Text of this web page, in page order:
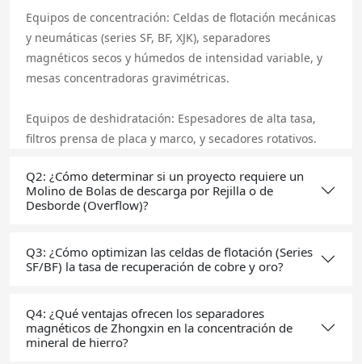
Equipos de concentración: Celdas de flotación mecánicas
y neumáticas (series SF, BF, XJK), separadores
magnéticos secos y húmedos de intensidad variable, y
mesas concentradoras gravimétricas.
Equipos de deshidratación: Espesadores de alta tasa,
filtros prensa de placa y marco, y secadores rotativos.
Q2: ¿Cómo determinar si un proyecto requiere un
Molino de Bolas de descarga por Rejilla o de
Desborde (Overflow)?
Q3: ¿Cómo optimizan las celdas de flotación (Series
SF/BF) la tasa de recuperación de cobre y oro?
Q4: ¿Qué ventajas ofrecen los separadores
magnéticos de Zhongxin en la concentración de
mineral de hierro?